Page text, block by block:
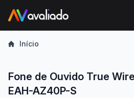
Início
Fone de Ouvido True
EAH-AZ40P-S